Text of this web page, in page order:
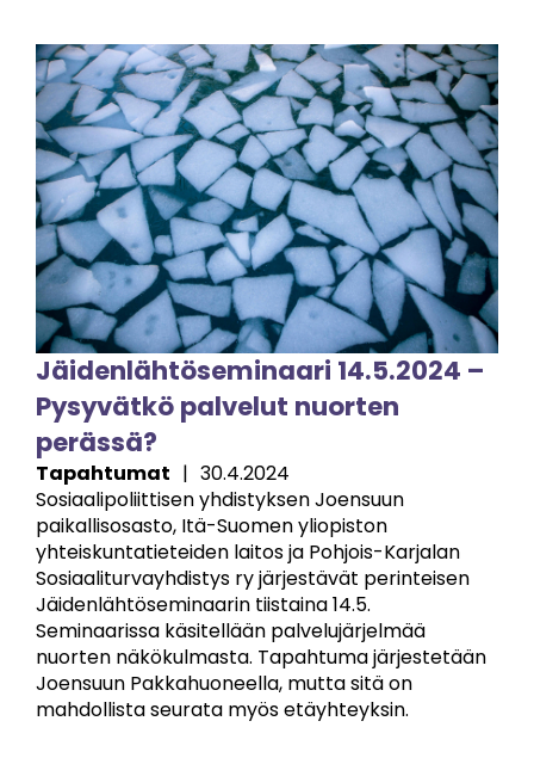
Image
Jäidenlähtöseminaari 14.5.2024 –
Pysyvätkö palvelut nuorten
perässä?
Tapahtumat | 30.4.2024
Sosiaalipoliittisen yhdistyksen Joensuun
paikallisosasto, Itä-Suomen yliopiston
yhteiskuntatieteiden laitos ja Pohjois-Karjalan
Sosiaaliturvayhdistys ry järjestävät perinteisen
Jäidenlähtöseminaarin tiistaina 14.5.
Seminaarissa käsitellään palvelujärjelmää
nuorten näkökulmasta. Tapahtuma järjestetään
Joensuun Pakkahuoneella, mutta sitä on
mahdollista seurata myös etäyhteyksin.